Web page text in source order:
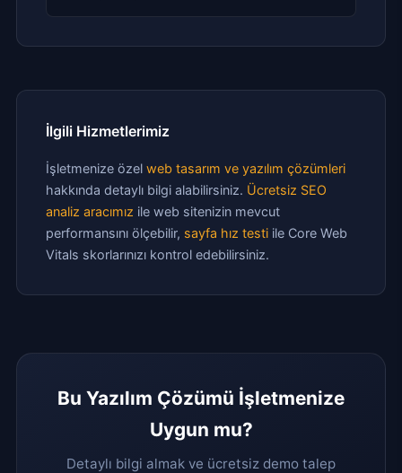
İlgili Hizmetlerimiz
İşletmenize özel web tasarım ve yazılım çözümleri
hakkında detaylı bilgi alabilirsiniz. Ücretsiz SEO
analiz aracımız ile web sitenizin mevcut
performansını ölçebilir, sayfa hız testi ile Core Web
Vitals skorlarınızı kontrol edebilirsiniz.
Bu Yazılım Çözümü İşletmenize
Uygun mu?
Detaylı bilgi almak ve ücretsiz demo talep